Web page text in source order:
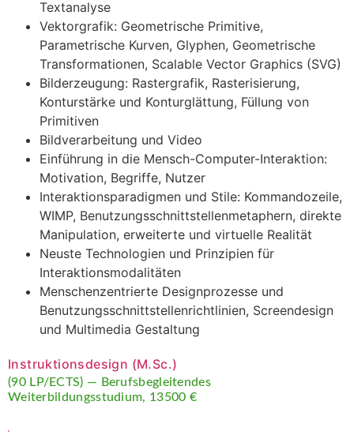
Textanalyse
Vektorgrafik: Geometrische Primitive,
Parametrische Kurven, Glyphen, Geometrische
Transformationen, Scalable Vector Graphics (SVG)
Bilderzeugung: Rastergrafik, Rasterisierung,
Konturstärke und Konturglättung, Füllung von
Primitiven
Bildverarbeitung und Video
Einführung in die Mensch-Computer-Interaktion:
Motivation, Begriffe, Nutzer
Interaktionsparadigmen und Stile: Kommandozeile,
WIMP, Benutzungsschnittstellenmetaphern, direkte
Manipulation, erweiterte und virtuelle Realität
Neuste Technologien und Prinzipien für
Interaktionsmodalitäten
Menschenzentrierte Designprozesse und
Benutzungsschnittstellenrichtlinien, Screendesign
und Multimedia Gestaltung
Instruktionsdesign (M.Sc.)
(90 LP/ECTS) — Berufsbegleitendes
Weiterbildungsstudium, 13500 €